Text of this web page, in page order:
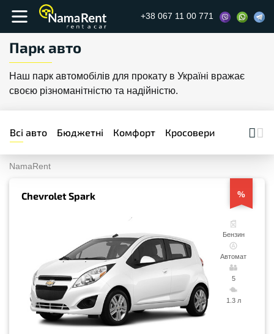
+38 067 11 00 771
Парк авто
Наш парк автомобілів для прокату в Україні вражає
своєю різноманітністю та надійністю.
Всі авто Бюджетні Комфорт Кросовери Бізнес
NamaRent
Chevrolet Spark %
Бензин
Автомат
5
1.3 л